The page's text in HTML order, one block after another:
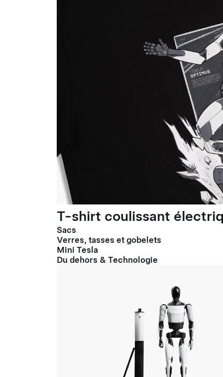
T-shirt coulissant
Sacs
Verres, tasses et gobelets
Mini Tesla
Du dehors & Technologie